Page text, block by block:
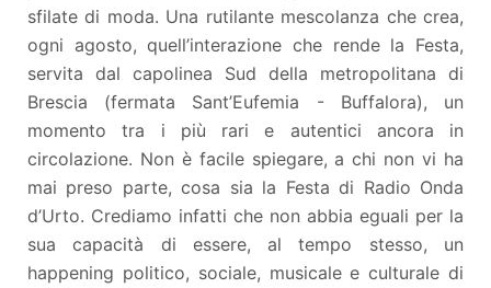
sfilate di moda. Una rutilante mescolanza che crea,
ogni agosto, quell’interazione che rende la Festa,
servita dal capolinea Sud della metropolitana di
Brescia (fermata Sant’Eufemia - Buffalora), un
momento tra i più rari e autentici ancora in
circolazione. Non è facile spiegare, a chi non vi ha
mai preso parte, cosa sia la Festa di Radio Onda
d’Urto. Crediamo infatti che non abbia eguali per la
sua capacità di essere, al tempo stesso, un
happening politico, sociale, musicale e culturale di